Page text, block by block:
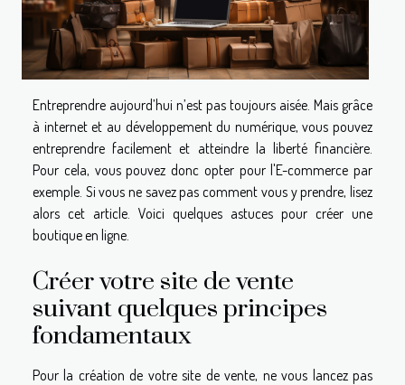
Entreprendre aujourd’hui n’est pas toujours aisée. Mais grâce
à internet et au développement du numérique, vous pouvez
entreprendre facilement et atteindre la liberté financière.
Pour cela, vous pouvez donc opter pour l'E-commerce par
exemple. Si vous ne savez pas comment vous y prendre, lisez
alors cet article. Voici quelques astuces pour créer une
boutique en ligne.
Créer votre site de vente
suivant quelques principes
fondamentaux
Pour la création de votre site de vente, ne vous lancez pas